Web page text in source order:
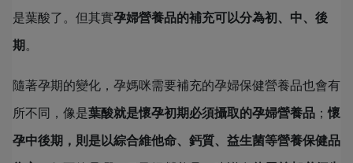
是葉酸了。但其實孕婦營養品的補充可以分為初、中、後
期 。
隨著孕期的變化，孕媽咪需要補充的孕婦保健營養品也會有
所不同，像是葉酸就是懷孕初期必須攝取的孕婦營養品 ；懷
孕中後期，則是以綜合維他命、鈣質、益生菌等營養保健品